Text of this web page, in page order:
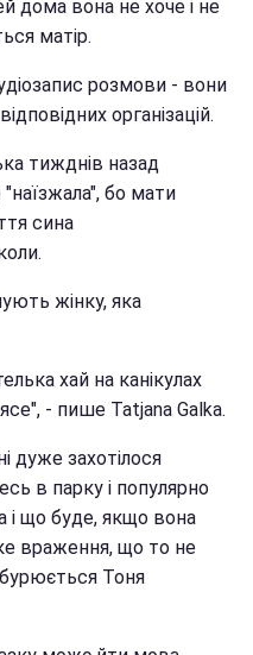
дома вона не хоче і не
матір.
розмови - вони
організацій.
тижднів назад
бо мати
сина
жінку, яка
хай на канікулах
- пише Tatjana Galka.
дуже захотілося
в парку і популярно
і що буде, якщо вона
враження, що то не
Тоня